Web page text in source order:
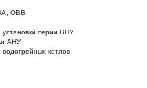
ОВВ
серии ВПУ
АНУ
котлов